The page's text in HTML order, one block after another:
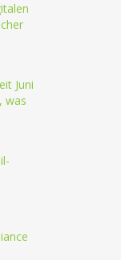
Juni
was